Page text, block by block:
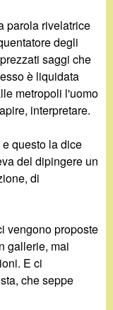
parola rivelatrice
degli
saggi che
è liquidata
metropoli l'uomo
interpretare.
questo la dice
del dipingere un
di
vengono proposte
gallerie, mai
E ci
che seppe